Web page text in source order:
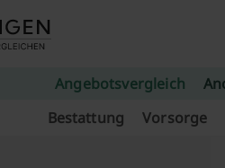
Angebotsvergleich
Bestattung
Vorsorge